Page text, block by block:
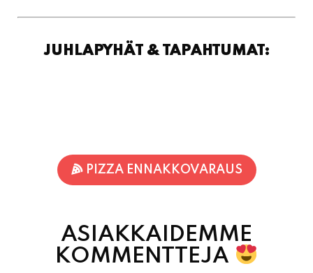
JUHLAPYHÄT & TAPAHTUMAT:
PIZZA ENNAKKOVARAUS
ASIAKKAIDEMME
KOMMENTTEJA